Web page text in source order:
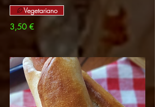
3,50 €
Vegetariano